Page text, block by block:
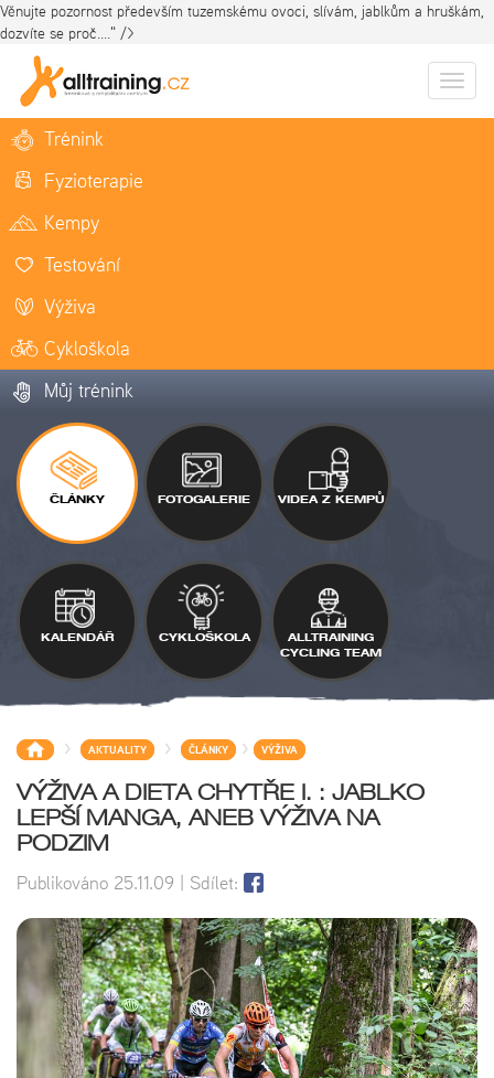
Věnujte pozornost především tuzemskému ovoci, slívám, jablkům a hruškám,
dozvíte se proč...." />
Trénink
Fyzioterapie
Kempy
Testování
Výživa
Cykloškola
Můj trénink
ČLÁNKY FOTOGALERIE VIDEA Z KEMPŮ
KALENDÁŘ CYKLOŠKOLA
ALLTRAINING
CYCLING TEAM
> AKTUALITY > ČLÁNKY > VÝŽIVA
VÝŽIVA A DIETA CHYTŘE I. : JABLKO
LEPŠÍ MANGA, ANEB VÝŽIVA NA
PODZIM
Publikováno 25.11.09 | Sdílet: